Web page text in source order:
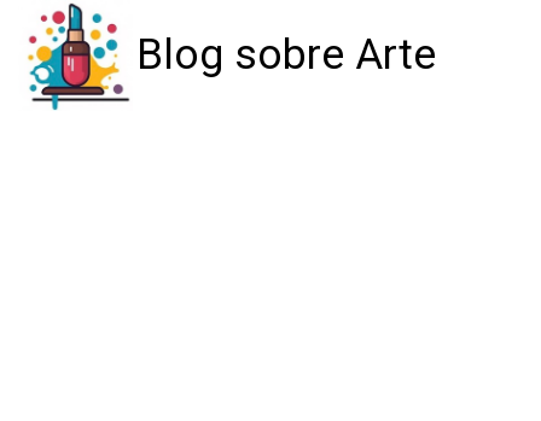
Blog sobre Arte